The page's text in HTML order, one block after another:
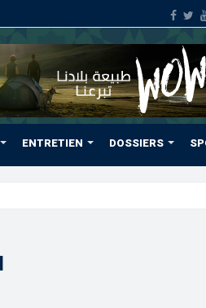
ENTRETIEN DOSSIERS